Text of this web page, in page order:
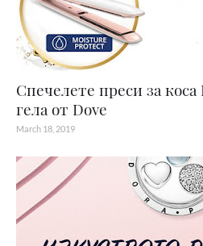
Спечелете преси за
гела от Dove
March 18, 2019